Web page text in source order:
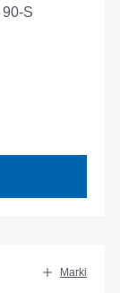
S
Marki